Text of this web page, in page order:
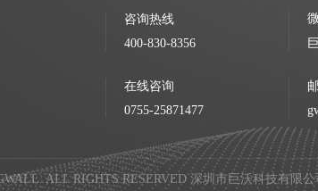
咨询热线
400-830-8356
在线咨询
0755-25871477
ALL RIGHTS RESERVED 深圳市巨沃科技有限